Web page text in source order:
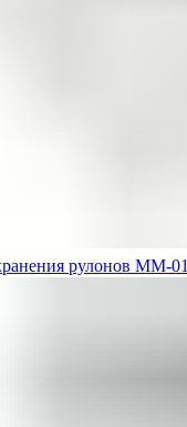
рулонов ММ-01